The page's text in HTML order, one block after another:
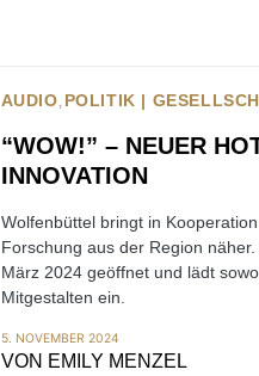
AUDIO POLITIK |
“WOW!” – NEUER
INNOVATION
Wolfenbüttel bringt in
Forschung aus der Region
März 2024 geöffnet und lädt
Mitgestalten ein.
5. NOVEMBER 2024
VON EMILY MENZEL